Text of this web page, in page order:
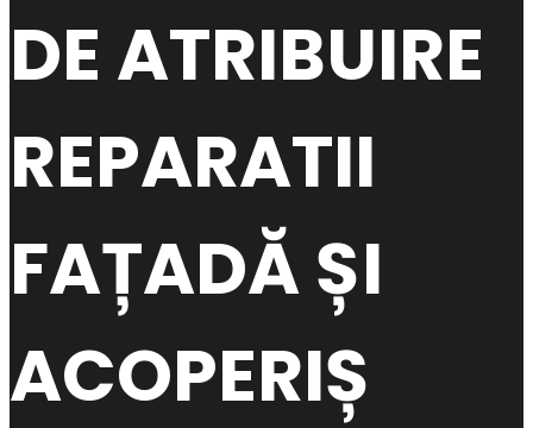
DE ATRIBUIRE
REPARATII
FAȚADĂ ȘI
ACOPERIȘ